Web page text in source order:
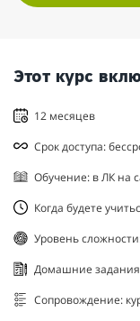
Этот курс
12 месяцев
Срок доступа:
Обучение: в ЛК на
Когда будете
Уровень
Домашние
Сопровождение: